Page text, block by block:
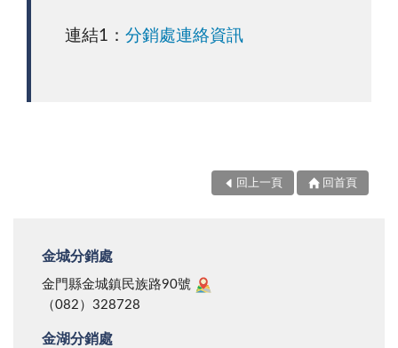
連結1：分銷處連絡資訊
回上一頁 回首頁
金城分銷處
金門縣金城鎮民族路90號
（082）328728
金湖分銷處